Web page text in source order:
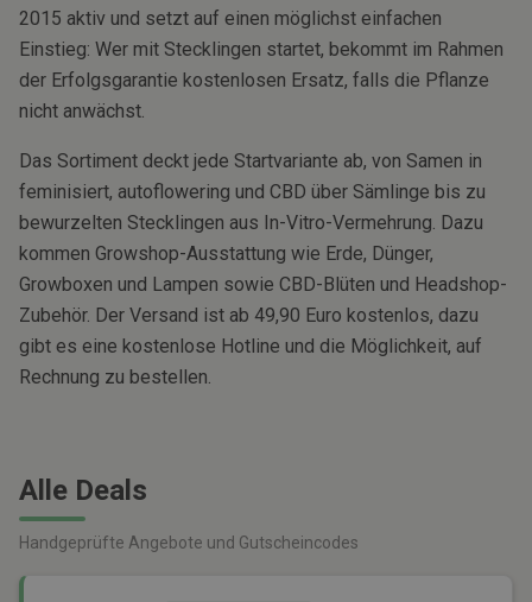
2015 aktiv und setzt auf einen möglichst einfachen
Einstieg: Wer mit Stecklingen startet, bekommt im Rahmen
der Erfolgsgarantie kostenlosen Ersatz, falls die Pflanze
nicht anwächst.
Das Sortiment deckt jede Startvariante ab, von Samen in
feminisiert, autoflowering und CBD über Sämlinge bis zu
bewurzelten Stecklingen aus In-Vitro-Vermehrung. Dazu
kommen Growshop-Ausstattung wie Erde, Dünger,
Growboxen und Lampen sowie CBD-Blüten und Headshop-
Zubehör. Der Versand ist ab 49,90 Euro kostenlos, dazu
gibt es eine kostenlose Hotline und die Möglichkeit, auf
Rechnung zu bestellen.
Alle Deals
Handgeprüfte Angebote und Gutscheincodes